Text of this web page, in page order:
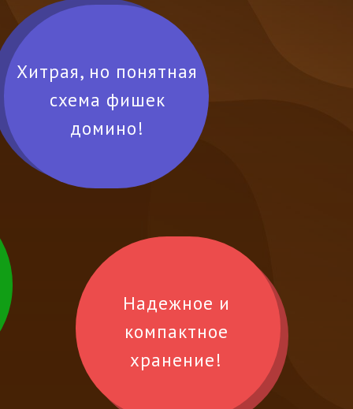
Надежное и
компактное
хранение!
Хитрая, но понятная
схема фишек
домино!